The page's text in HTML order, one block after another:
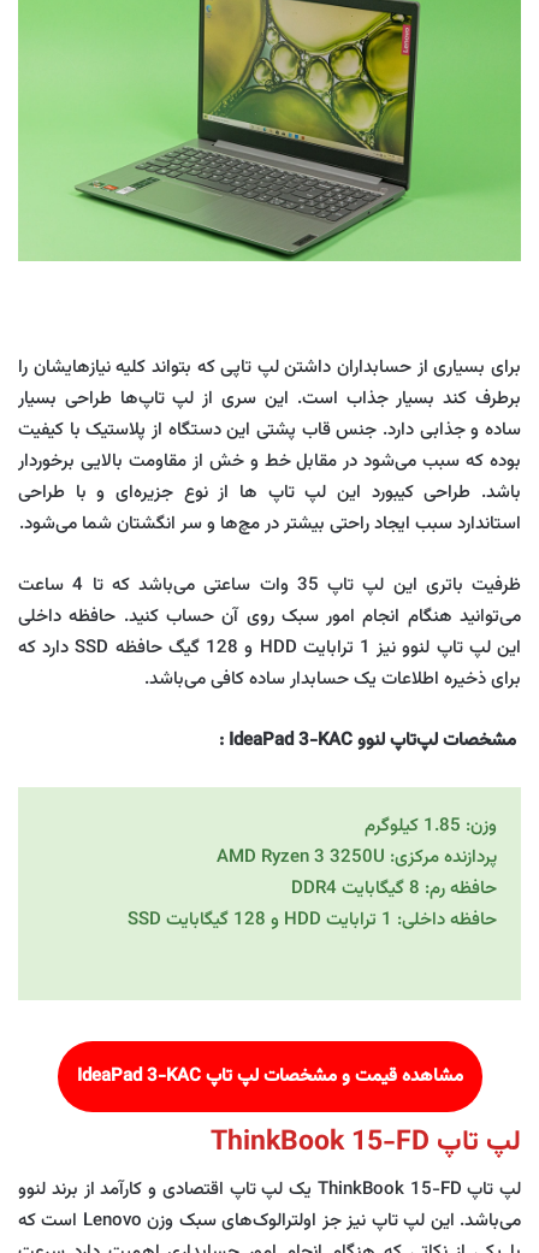
برای بسیاری از حسابداران داشتن لپ تاپی که بتواند کلیه نیازهایشان را
برطرف کند بسیار جذاب است. این سری از لپ تاپ‌ها طراحی بسیار
ساده و جذابی دارد. جنس قاب پشتی این دستگاه از پلاستیک با کیفیت
بوده که سبب می‌شود در مقابل خط و خش از مقاومت بالایی برخوردار
باشد. طراحی کیبورد این لپ تاپ ها از نوع جزیره‌ای و با طراحی
استاندارد سبب ایجاد راحتی بیشتر در مچ‌ها و سر انگشتان شما می‌شود.
ظرفیت باتری این لپ تاپ 35 وات ساعتی می‌باشد که تا 4 ساعت
می‌توانید هنگام انجام امور سبک روی آن حساب کنید. حافظه داخلی
این لپ تاپ لنوو نیز 1 ترابایت HDD و 128 گیگ حافظه SSD دارد که
برای ذخیره اطلاعات یک حسابدار ساده کافی می‌باشد.
مشخصات لپ‌تاپ لنوو IdeaPad 3-KAC :
وزن: 1.85 کیلوگرم
پردازنده مرکزی: AMD Ryzen 3 3250U
حافظه رم: 8 گیگابایت DDR4
حافظه داخلی: 1 ترابایت HDD و 128 گیگابایت SSD
مشاهده قیمت و مشخصات لپ تاپIdeaPad 3-KAC
لپ تاپ ThinkBook 15-FD
لپ تاپ ThinkBook 15-FD یک لپ تاپ اقتصادی و کارآمد از برند لنوو
می‎‌باشد. این لپ تاپ نیز جز اولترالوک‌های سبک وزن Lenovo است که